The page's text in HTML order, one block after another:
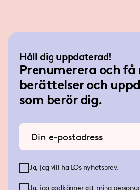
Håll dig uppdaterad!
Prenumerera och få
berättelser och
som berör dig.
Ange din e-postadress
Ja, jag vill ha LOs nyhetsbrev.
Ja, jag godkänner att mina